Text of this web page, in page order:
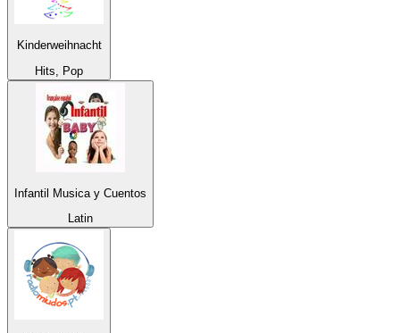
Kinderweihnacht
Hits, Pop
Infantil Musica y Cuentos
Latin